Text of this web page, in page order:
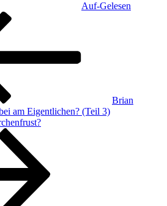
Auf-Gelesen
Brian
am Eigentlichen? (Teil 3)